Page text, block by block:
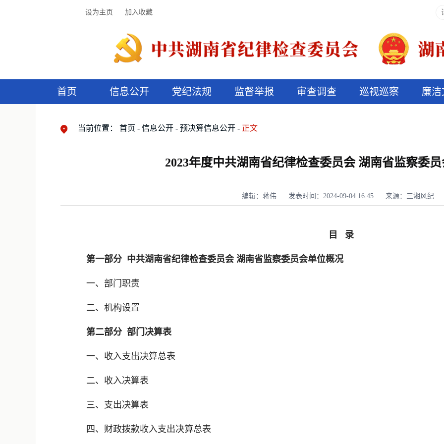
设为主页 加入收藏
首页 信息公开 党纪法规 监督举报 审查调查 巡视巡察 廉洁
当前位置： 首页 信息公开 预决算信息公开 正文
2023年度中共湖南省纪律检查委员会 湖南省监察委
编辑：蒋伟 发表时间：2024-09-04 16:45 来源：三湘风纪
目 录
第一部分 中共湖南省纪律检查委员会 湖南省监察委员会单位概况
一、部门职责
二、机构设置
第二部分 部门决算表
一、收入支出决算总表
二、收入决算表
三、支出决算表
四、财政拨款收入支出决算总表